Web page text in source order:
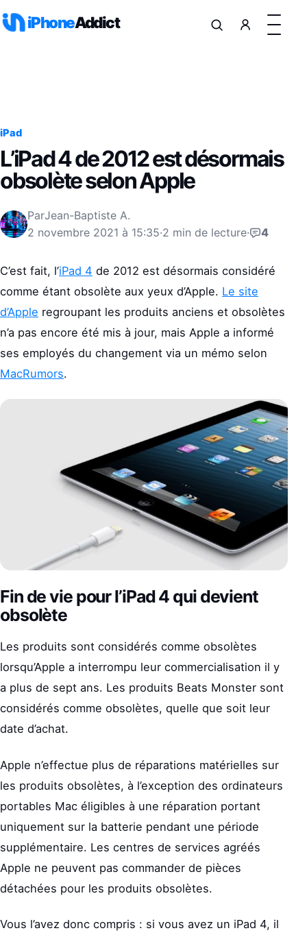
iPhoneAddict
iPad
L’iPad 4 de 2012 est désormais
obsolète selon Apple
ParJean-Baptiste A.
2 novembre 2021 à 15:35·2 min de lecture· 4
C’est fait, l’iPad 4 de 2012 est désormais considéré
comme étant obsolète aux yeux d’Apple. Le site
d’Apple regroupant les produits anciens et obsolètes
n’a pas encore été mis à jour, mais Apple a informé
ses employés du changement via un mémo selon
MacRumors.
Fin de vie pour l’iPad 4 qui devient
obsolète
Les produits sont considérés comme obsolètes
lorsqu’Apple a interrompu leur commercialisation il y
a plus de sept ans. Les produits Beats Monster sont
considérés comme obsolètes, quelle que soit leur
date d’achat.
Apple n’effectue plus de réparations matérielles sur
les produits obsolètes, à l’exception des ordinateurs
portables Mac éligibles à une réparation portant
uniquement sur la batterie pendant une période
supplémentaire. Les centres de services agréés
Apple ne peuvent pas commander de pièces
détachées pour les produits obsolètes.
Vous l’avez donc compris : si vous avez un iPad 4, il